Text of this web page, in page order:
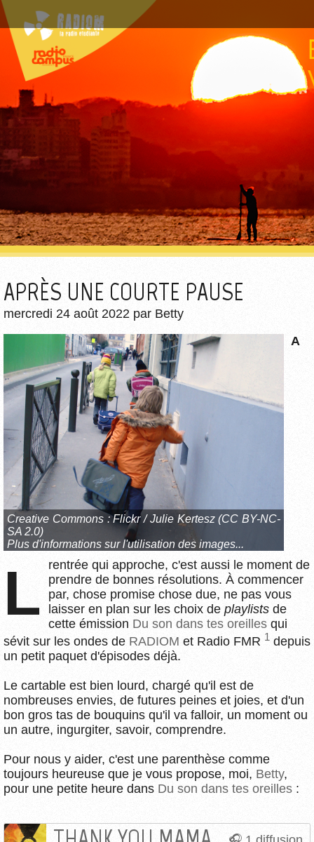
APRÈS UNE COURTE PAUSE
mercredi 24 août 2022 par Betty
Creative Commons :Flickr / Julie Kertesz (CC BY-NC-
SA 2.0)
Plus d'informations sur l'utilisation des images...
L
A
rentrée qui approche, c'est aussi le moment de
prendre de bonnes résolutions. À commencer
par, chose promise chose due, ne pas vous
laisser en plan sur les choix de playlists de
cette émission Du son dans tes oreilles qui
sévit sur les ondes de RADIOM et Radio FMR 1 depuis
un petit paquet d'épisodes déjà.
Le cartable est bien lourd, chargé qu'il est de
nombreuses envies, de futures peines et joies, et d'un
bon gros tas de bouquins qu'il va falloir, un moment ou
un autre, ingurgiter, savoir, comprendre.
Pour nous y aider, c'est une parenthèse comme
toujours heureuse que je vous propose, moi, Betty,
pour une petite heure dans Du son dans tes oreilles :